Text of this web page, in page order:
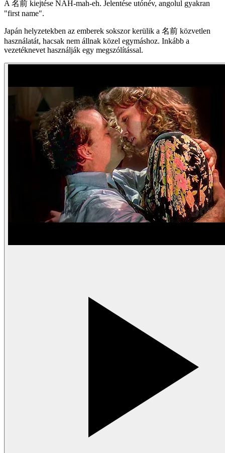
A 名前 kiejtése NAH-mah-eh. Jelentése utónév, angolul gyakran
"first name".
Japán helyzetekben az emberek sokszor kerülik a 名前 közvetlen
használatát, hacsak nem állnak közel egymáshoz. Inkább a
vezetéknevet használják egy megszólítással.